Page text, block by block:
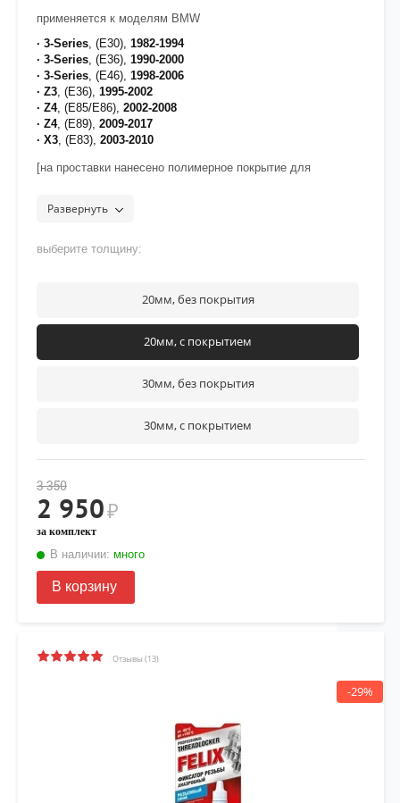
применяется к моделям BMW
· 3-Series , (E30), 1982-1994
· 3-Series , (E36), 1990-2000
· 3-Series , (E46), 1998-2006
· Z3 , (E36), 1995-2002
· Z4, (E85/E86), 2002-2008
· Z4, (E89), 2009-2017
· X3 , (E83), 2003-2010
[на проставки нанесено полимерное покрытие для
Развернуть
выберите толщину:
20мм, без покрытия
20мм, с покрытием
30мм, без покрытия
30мм, с покрытием
3 350
2 950₽
за комплект
В наличии: много
В корзину
Отзывы (13)
-29%